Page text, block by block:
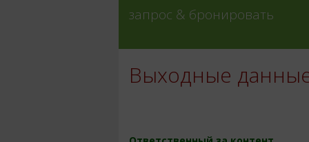
запрос & бронировать
Выходные